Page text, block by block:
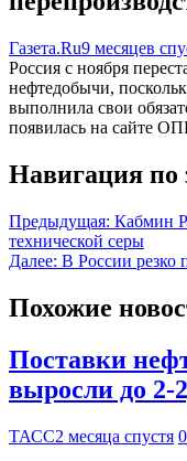
Газета.Ru9 месяцев
Россия с ноября
нефтедобычи,
выполнила свои
появилась на сайте
Навигация по
Предыдущая: Кабмин
технической серы
Далее: В России резко
Похожие
Поставки
выросли до 2-
ТАСС2 месяца спустя 0